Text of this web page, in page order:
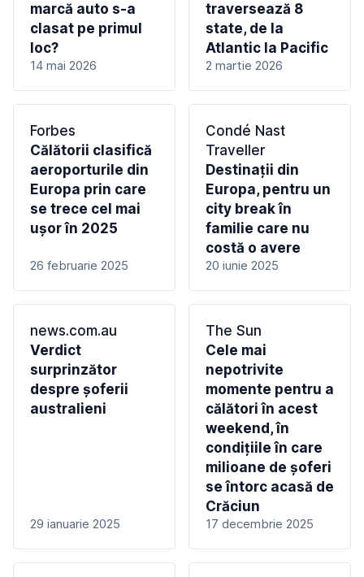
marcă auto s-a
clasat pe primul
loc?
14 mai 2026
traversează 8
state, de la
Atlantic la Pacific
2 martie 2026
Forbes
Călătorii clasifică
aeroporturile din
Europa prin care
se trece cel mai
ușor în 2025
26 februarie 2025
Condé Nast
Traveller
Destinații din
Europa, pentru un
city break în
familie care nu
costă o avere
20 iunie 2025
news.com.au
Verdict
surprinzător
despre șoferii
australieni
29 ianuarie 2025
The Sun
Cele mai
nepotrivite
momente pentru a
călători în acest
weekend, în
condițiile în care
milioane de șoferi
se întorc acasă de
Crăciun
17 decembrie 2025